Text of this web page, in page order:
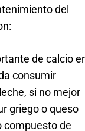
del
de calcio
consumir
si no mejor
griego o queso
compuesto de